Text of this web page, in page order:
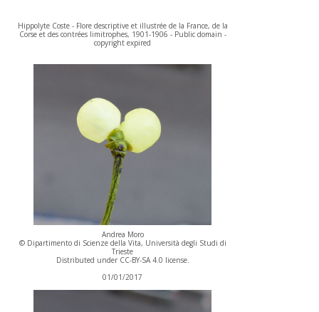
Hippolyte Coste - Flore descriptive et illustrée de la France, de la
Corse et des contrées limitrophes, 1901-1906 - Public domain -
copyright expired
Andrea Moro
© Dipartimento di Scienze della Vita, Università degli Studi di
Trieste
Distributed under CC-BY-SA 4.0 license.
01/01/2017